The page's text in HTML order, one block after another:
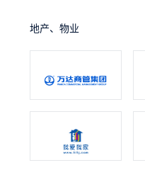
地产、物业